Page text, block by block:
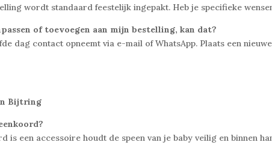
wordt standaard feestelijk ingepakt. Heb je specifieke
of toevoegen aan mijn bestelling, kan dat?
dag contact opneemt via e-mail of WhatsApp. Plaats een
Bijtring
is een accessoire houdt de speen van je baby veilig en binnen